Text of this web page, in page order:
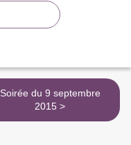
Soirée du 9 septembre
2015 >